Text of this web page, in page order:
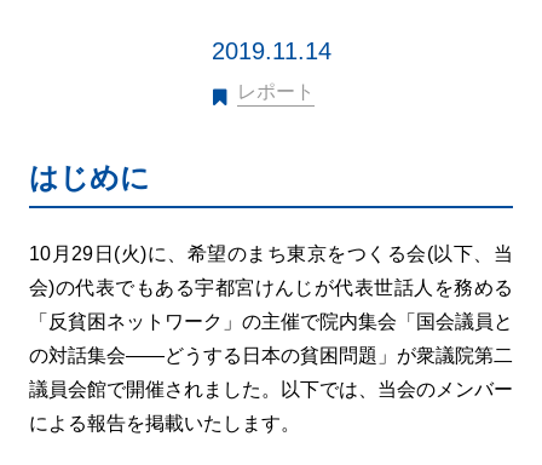
2019.11.14
レポート
はじめに
10月29日(火)に、希望のまち東京をつくる会(以下、当
会)の代表でもある宇都宮けんじが代表世話人を務める
「反貧困ネットワーク」の主催で院内集会「国会議員と
の対話集会――どうする日本の貧困問題」が衆議院第二
議員会館で開催されました。以下では、当会のメンバー
による報告を掲載いたします。